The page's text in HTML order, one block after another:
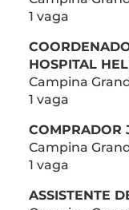
1 vaga
HOSPITAL
Campina
1 vaga
COMPRADOR
Campina
1 vaga
ASSISTENTE